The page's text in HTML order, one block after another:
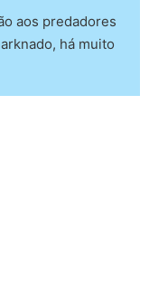
aos predadores
há muito